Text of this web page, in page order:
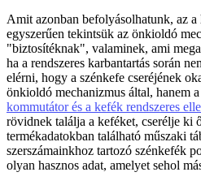
Amit azonban befolyásolhatunk, az a
egyszerűen tekintsük az önkioldó
"biztosítéknak", valaminek, ami
ha a rendszeres karbantartás során
elérni, hogy a szénkefe cseréjének
önkioldó mechanizmus által, hanem
kommutátor és a kefék rendszeres
rövidnek találja a keféket, cserélje ki
termékadatokban található műszaki
szerszámainkhoz tartozó szénkefék
olyan hasznos adat, amelyet sehol